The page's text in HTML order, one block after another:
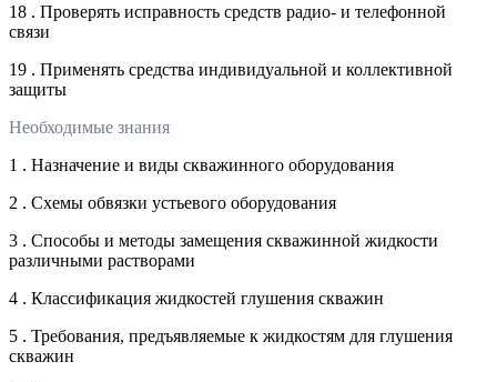
18 . Проверять исправность средств радио- и телефонной
связи
19 . Применять средства индивидуальной и коллективной
защиты
Необходимые знания
1 . Назначение и виды скважинного оборудования
2 . Схемы обвязки устьевого оборудования
3 . Способы и методы замещения скважинной жидкости
различными растворами
4 . Классификация жидкостей глушения скважин
5 . Требования, предъявляемые к жидкостям для глушения
скважин